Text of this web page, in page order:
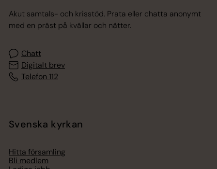
Akut samtals- och krisstöd. Prata eller chatta anonymt
med en präst på kvällar och nätter.
Chatt
Digitalt brev
Telefon 112
Svenska kyrkan
Hitta församling
Bli medlem